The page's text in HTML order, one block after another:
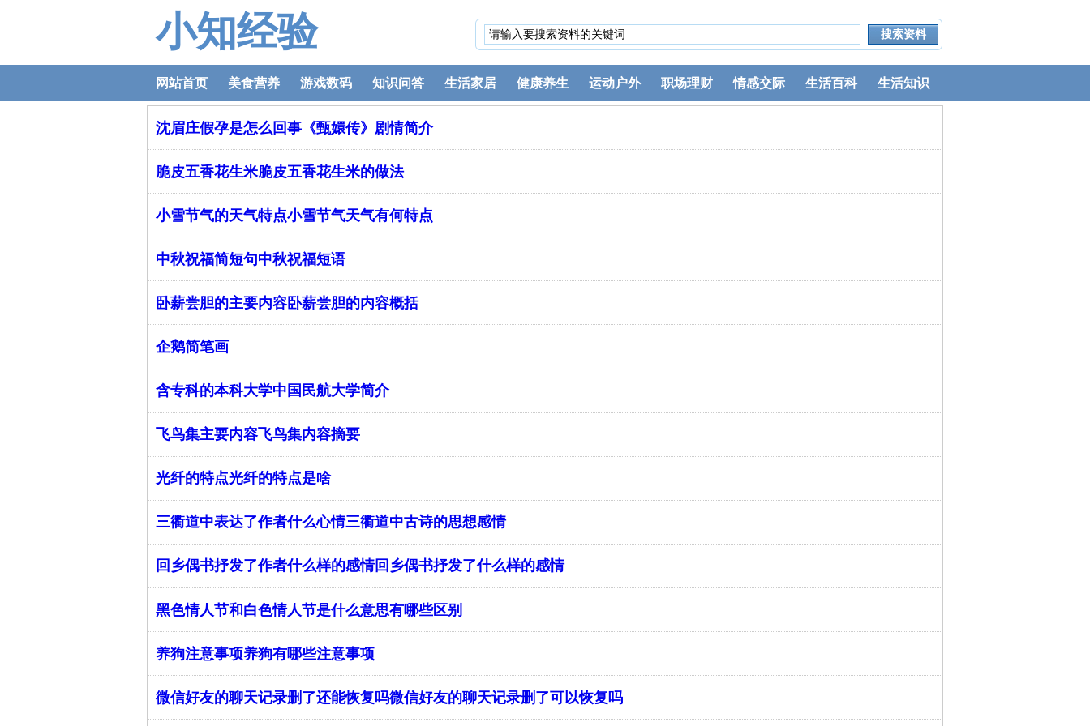
小知经验
网站首页 美食营养 游戏数码 知识问答 生活家居 健康养生 运动户外 职场理财 情感交际 生活百科 生活知识
沈眉庄假孕是怎么回事《甄嬛传》剧情简介
脆皮五香花生米脆皮五香花生米的做法
小雪节气的天气特点小雪节气天气有何特点
中秋祝福简短句中秋祝福短语
卧薪尝胆的主要内容卧薪尝胆的内容概括
企鹅简笔画
含专科的本科大学中国民航大学简介
飞鸟集主要内容飞鸟集内容摘要
光纤的特点光纤的特点是啥
三衢道中表达了作者什么心情三衢道中古诗的思想感情
回乡偶书抒发了作者什么样的感情回乡偶书抒发了什么样的感情
黑色情人节和白色情人节是什么意思有哪些区别
养狗注意事项养狗有哪些注意事项
微信好友的聊天记录删了还能恢复吗微信好友的聊天记录删了可以恢复吗